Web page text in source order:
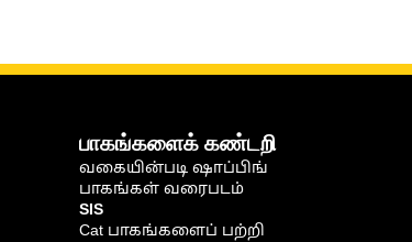
பாகங்களைக் கண்டறி
வகையின்படி ஷாப்பிங்
பாகங்கள் வரைபடம்
SIS
Cat பாகங்களைப் பற்றி